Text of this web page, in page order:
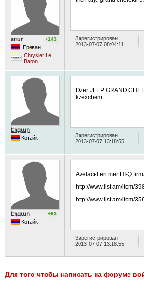
atrur +143
Ереван
Chrysler Le
Baron
Зарегистрирован
2013-07-07 08:04:11
Էդգար
Котайк
Dzer JEEP GRAND
kzexchem
Зарегистрирован
2013-07-07 13:18:55
Էդգար +63
Котайк
Avelacel en mer HI-Q
http://www.list.am/item/
http://www.list.am/item/
Зарегистрирован
2013-07-07 13:18:55
Для того чтобы написать на форуме